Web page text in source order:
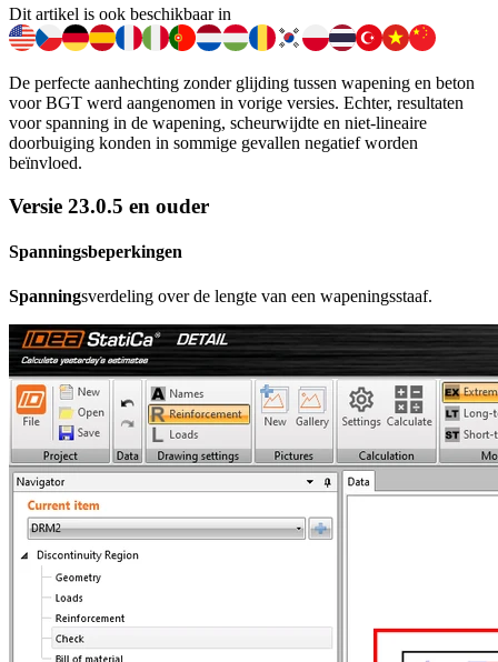
Dit artikel is ook beschikbaar in
De perfecte aanhechting zonder glijding tussen wapening en beton
voor BGT werd aangenomen in vorige versies. Echter, resultaten
voor spanning in de wapening, scheurwijdte en niet-lineaire
doorbuiging konden in sommige gevallen negatief worden
beïnvloed.
Versie 23.0.5 en ouder
Spanningsbeperkingen
Spanningsverdeling over de lengte van een wapeningsstaaf.